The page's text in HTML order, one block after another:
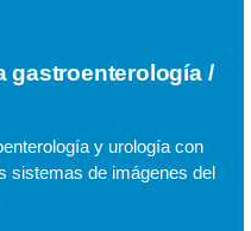
gastroenterología /
y urología con
sistemas de imágenes del